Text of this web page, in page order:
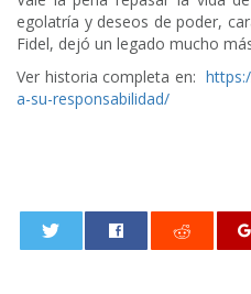
egolatría y deseos de poder,
Fidel, dejó un legado mucho
Ver historia completa en:
a-su-responsabilidad/